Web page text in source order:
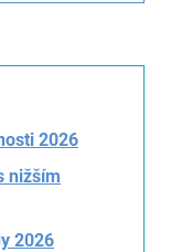
2026
nižším
2026